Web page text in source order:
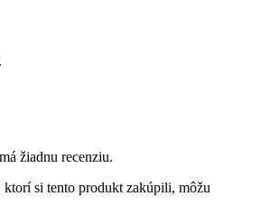
žiadnu recenziu.
ktorí si tento produkt zakúpili, môžu